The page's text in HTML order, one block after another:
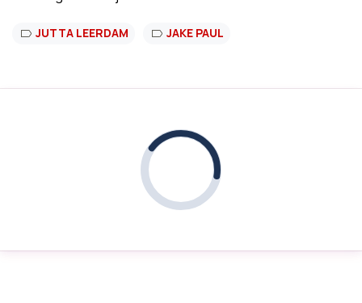
JUTTA LEERDAM JAKE PAUL